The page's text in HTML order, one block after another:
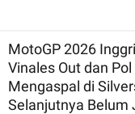
MotoGP 2026
Vinales Out dan
Mengaspal di
Selanjutnya Belum